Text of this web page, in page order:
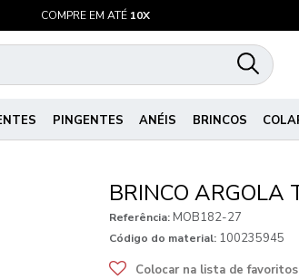
COMPRE EM ATÉ 10X
PINGENTES ANÉIS BRINCOS
BRINCO ARGOLA
Referência: MOB182-27
Código do material: 100235945
Colocar na lista de favoritos